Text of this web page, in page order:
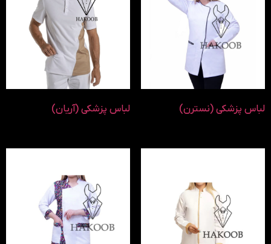
لباس پزشکی (نسترن) لباس پزشکی (آریان)